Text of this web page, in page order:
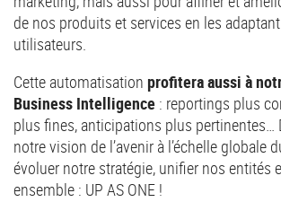
de nos produits et services en les
utilisateurs.
Cette automatisation profitera aussi à
Business Intelligence : reportings plus
plus fines, anticipations plus pertinentes…
notre vision de l’avenir à l’échelle globale
évoluer notre stratégie, unifier nos entités
ensemble : UP AS ONE !